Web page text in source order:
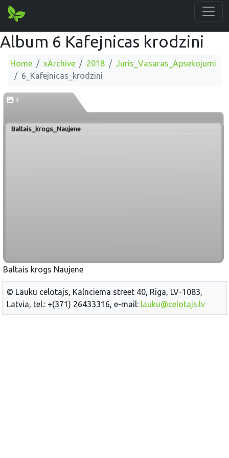
Album 6 Kafejnicas krodzini
Home xArchive 2018
Juris_Vasaras_Apsekojumi
6_Kafejnicas_krodzini
3
Baltais_krogs_Naujene
Baltais krogs Naujene
© Lauku celotajs, Kalnciema street 40, Riga, LV-1083,
Latvia, tel.: +(371) 26433316, e-mail: lauku@celotajs.lv